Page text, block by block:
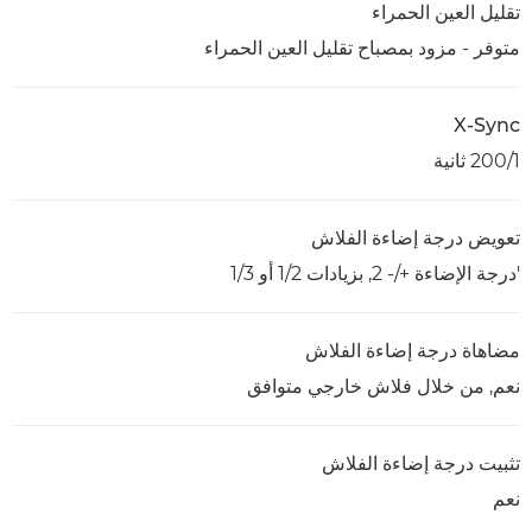
تقليل العين الحمراء
متوفر - مزود بمصباح تقليل العين الحمراء
X-Sync
1/‏200 ثانية
تعويض درجة إضاءة الفلاش
'درجة الإضاءة +/- 2, بزيادات 1/2 أو 1/3
مضاهاة درجة إضاءة الفلاش
نعم, من خلال فلاش خارجي متوافق
تثبيت درجة إضاءة الفلاش
نعم